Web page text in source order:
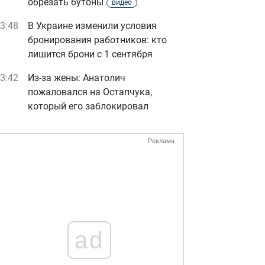
видео
В Украине изменили условия
бронирования работников: кто
лишится брони с 1 сентября
Из-за жены: Анатолич
пожаловался на Остапчука,
который его заблокировал
Реклама
ad